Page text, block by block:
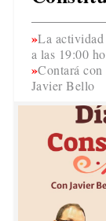
La
a las 19:00
Contará
Javier Bello